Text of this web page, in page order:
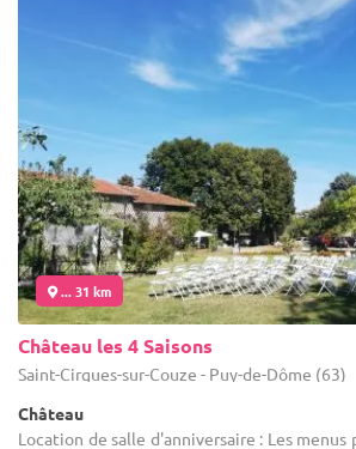
... 31 km
Château les 4 Saisons
Saint-Cirgues-sur-Couze - Puy-de-Dôme (63)
Château
Location de salle d'anniversaire : Les menus